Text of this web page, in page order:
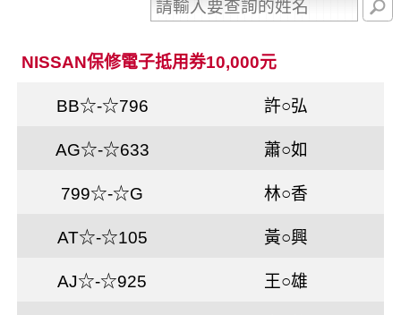
NISSAN保修電子抵用券10,000元
BB☆-☆796 許○弘
AG☆-☆633 蕭○如
799☆-☆G 林○香
AT☆-☆105 黃○興
AJ☆-☆925 王○雄